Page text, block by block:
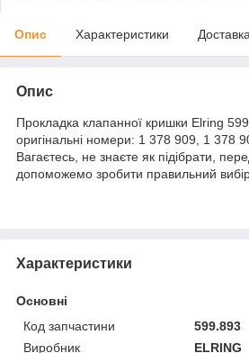
Опис Характеристики Доставка
Опис
Прокладка клапанної кришки Elring
оригінальні номери: 1 378 909, 1 378
Вагаєтесь, не знаєте як підібрати,
допоможемо зробити правильний
Характеристики
Основні
Код запчастини
599.893
Виробник
ELRING